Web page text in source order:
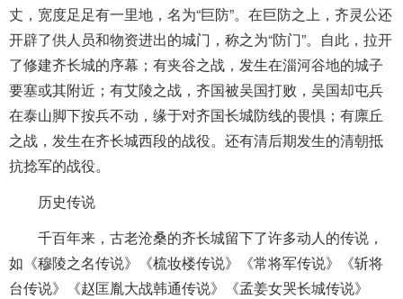
丈，宽度足足有一里地，名为“巨防”。在巨防之上，齐灵公还
开辟了供人员和物资进出的城门，称之为“防门”。自此，拉开
了修建齐长城的序幕；有夹谷之战，发生在淄河谷地的城子
要塞或其附近；有艾陵之战，齐国被吴国打败，吴国却屯兵
在泰山脚下按兵不动，缘于对齐国长城防线的畏惧；有廪丘
之战，发生在齐长城西段的战役。还有清后期发生的清朝抵
抗捻军的战役。
历史传说
千百年来，古老沧桑的齐长城留下了许多动人的传说，
如《穆陵之名传说》《梳妆楼传说》《常将军传说》《斩将
台传说》《赵匡胤大战韩通传说》《孟姜女哭长城传说》